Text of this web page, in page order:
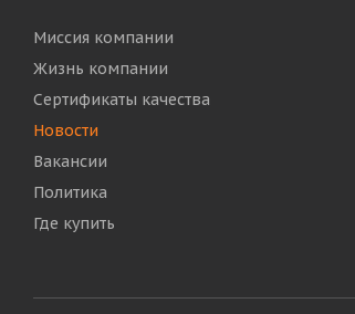
Миссия компании
Жизнь компании
Сертификаты качества
Новости
Вакансии
Политика
Где купить